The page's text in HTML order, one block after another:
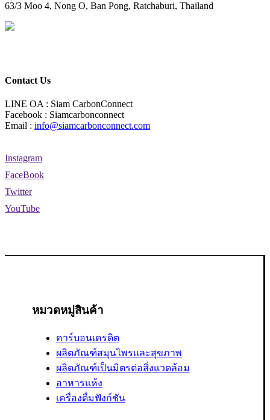
63/3 Moo 4, Nong O, Ban Pong, Ratchaburi, Thailand
Contact Us
LINE OA : Siam CarbonConnect
Facebook : Siamcarbonconnect
Email : info@siamcarbonconnect.com
Instagram
FaceBook
Twitter
YouTube
หมวดหมู่สินค้า
คาร์บอนเครดิต
ผลิตภัณฑ์สมุนไพรและสุขภาพ
ผลิตภัณฑ์เป็นมิตรต่อสิ่งแวดล้อม
อาหารแห้ง
เครื่องดื่มฟังก์ชัน